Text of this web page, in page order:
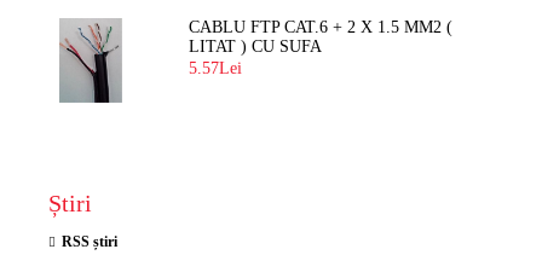
CABLU FTP CAT.6 + 2 X 1.5 MM2 (
LITAT ) CU SUFA
5.57Lei
Știri
RSS știri